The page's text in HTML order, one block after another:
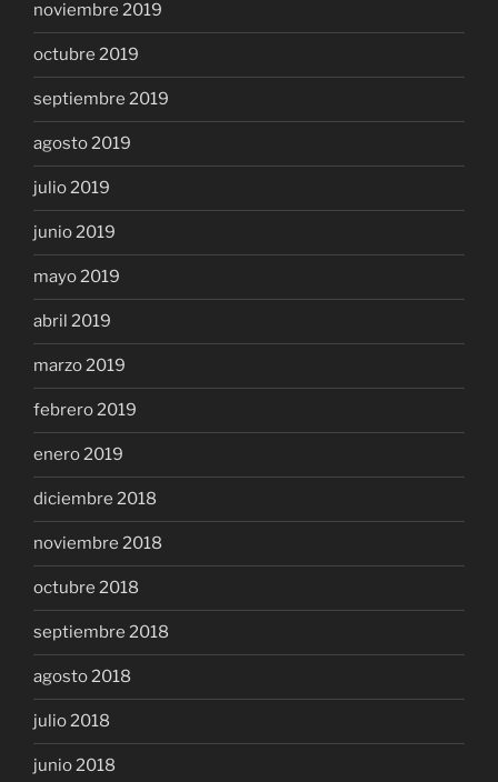
noviembre 2019
octubre 2019
septiembre 2019
agosto 2019
julio 2019
junio 2019
mayo 2019
abril 2019
marzo 2019
febrero 2019
enero 2019
diciembre 2018
noviembre 2018
octubre 2018
septiembre 2018
agosto 2018
julio 2018
junio 2018